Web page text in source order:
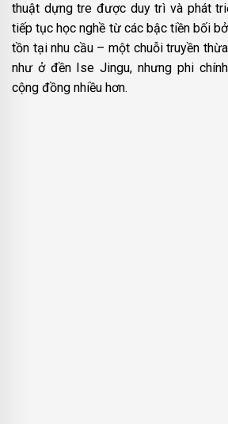
thuật dựng tre được duy trì và phát
tiếp tục học nghề từ các bậc tiền bối
tồn tại nhu cầu – một chuỗi truyền
như ở đền Ise Jingu, nhưng phi
cộng đồng nhiều hơn.